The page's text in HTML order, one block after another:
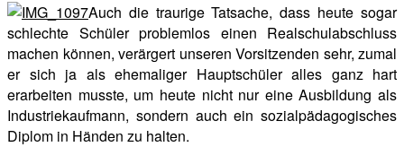
Auch die traurige Tatsache, dass heute sogar
schlechte Schüler problemlos einen Realschulabschluss
machen können, verärgert unseren Vorsitzenden sehr, zumal
er sich ja als ehemaliger Hauptschüler alles ganz hart
erarbeiten musste, um heute nicht nur eine Ausbildung als
Industriekaufmann, sondern auch ein sozialpädagogisches
Diplom in Händen zu halten.